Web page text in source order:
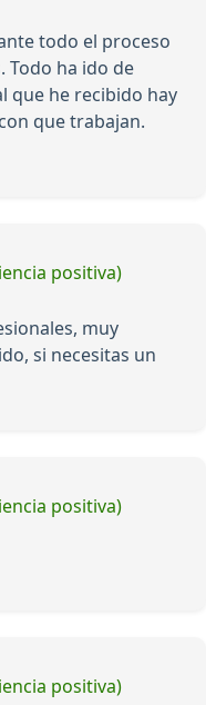
todo el proceso
Todo ha ido de
que he recibido hay
que trabajan.
positiva)
muy
si necesitas un
positiva)
positiva)